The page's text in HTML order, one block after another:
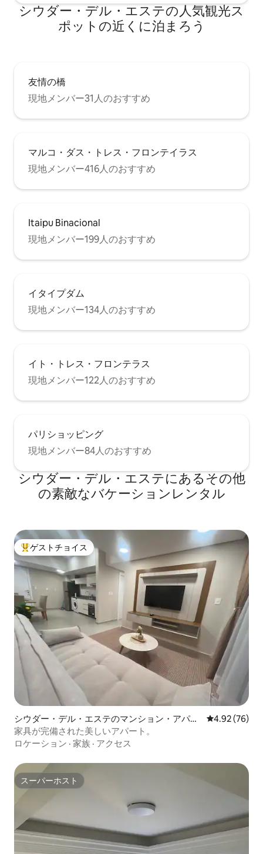
シウダー・デル・エステの人気観光ス
ポットの近くに泊まろう
友情の橋
現地メンバー31人のおすすめ
マルコ・ダス・トレス・フロンテイラス
現地メンバー416人のおすすめ
Itaipu Binacional
現地メンバー199人のおすすめ
イタイプダム
現地メンバー134人のおすすめ
イト・トレス・フロンテラス
現地メンバー122人のおすすめ
パリショッピング
現地メンバー84人のおすすめ
シウダー・デル・エステにあるその他
の素敵なバケーションレンタル
大好評のゲストチョイスです。
ゲストチョイス
シウダー・デル・エステのマンション・アパー
ト
レビュー76
4.92 (76)
家具が完備された美しいアパート。
ロケーション · 家族 · アクセス
スーパーホスト
スーパーホスト